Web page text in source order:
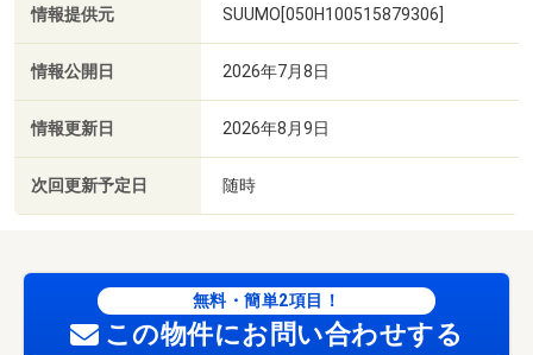
情報提供元 SUUMO[050H100515879306]
情報公開日 2026年7月8日
情報更新日 2026年8月9日
次回更新予定日 随時
無料・簡単2項目！
この物件にお問い合わせする